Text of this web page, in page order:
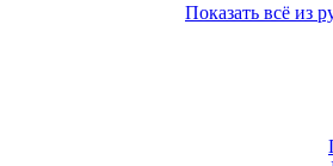
Показать всё из